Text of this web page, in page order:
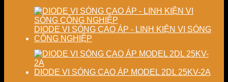
phẩm
nghiệp
DIODE VI SÓNG CAO ÁP - LINH KIỆN VI SÓNG
CÔNG NGHIỆP
DIODE VI SÓNG CAO ÁP MODEL 2DL 25KV-2A